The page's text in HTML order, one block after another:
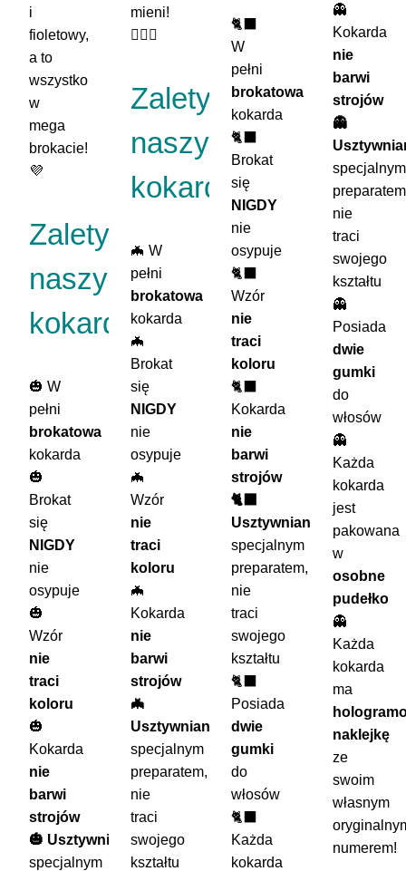
i
fioletowy,
a to
wszystko
w
mega
brokacie!
💜
Zalety
naszych
kokard:
🎃 W
pełni
brokatowa
kokarda
🎃
Brokat
się
NIGDY
nie
osypuje
🎃
Wzór
nie
traci
koloru
🎃
Kokarda
nie
barwi
strojów
🎃 Usztywniana
specjalnym
mieni!
🧛🏼‍♂️
Zalety
naszych
kokard:
🦇 W
pełni
brokatowa
kokarda
🦇
Brokat
się
NIGDY
nie
osypuje
🦇
Wzór
nie
traci
koloru
🦇
Kokarda
nie
barwi
strojów
🦇
Usztywniana
specjalnym
preparatem,
nie
traci
swojego
kształtu
🐈‍⬛
W
pełni
brokatowa
kokarda
🐈‍⬛
Brokat
się
NIGDY
nie
osypuje
🐈‍⬛
Wzór
nie
traci
koloru
🐈‍⬛
Kokarda
nie
barwi
strojów
🐈‍⬛
Usztywniana
specjalnym
preparatem,
nie
traci
swojego
kształtu
🐈‍⬛
Posiada
dwie
gumki
do
włosów
🐈‍⬛
Każda
kokarda
👻
Kokarda
nie
barwi
strojów
👻
specjalnym
nie
traci
swojego
kształtu
👻
Posiada
dwie
gumki
do
włosów
👻
Każda
kokarda
jest
pakowana
w
osobne
pudełko
👻
Każda
kokarda
ma
naklejkę
ze
swoim
własnym
numerem!